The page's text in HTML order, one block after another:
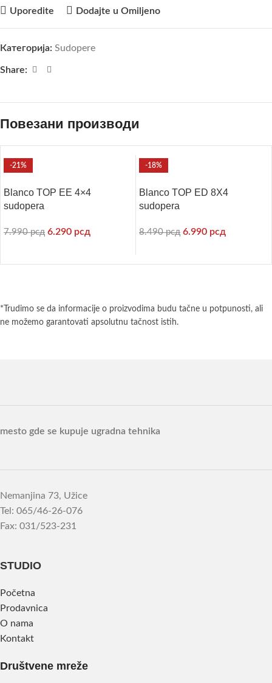
Uporedite Dodajte u Omiljeno
Категорија: Sudopere
Share:
Повезани производи
-21%
Blanco TOP EE 4×4
sudopera
7.990рсд 6.290 рсд
-18%
Blanco TOP ED 8X4
sudopera
8.490рсд 6.990 рсд
*Trudimo se da informacije o proizvodima budu tačne u potpunosti, ali
ne možemo garantovati apsolutnu tačnost istih.
mesto gde se kupuje ugradna tehnika
Nemanjina 73, Užice
Tel: 065/46-26-076
Fax: 031/523-231
STUDIO
Početna
Prodavnica
O nama
Kontakt
Društvene mreže